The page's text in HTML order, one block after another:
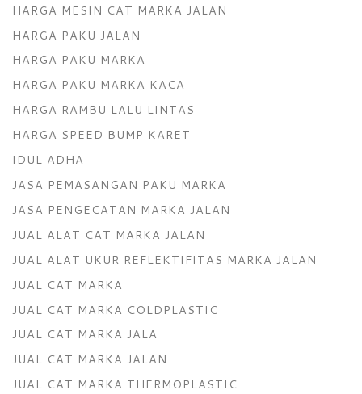
HARGA MESIN CAT MARKA JALAN
HARGA PAKU JALAN
HARGA PAKU MARKA
HARGA PAKU MARKA KACA
HARGA RAMBU LALU LINTAS
HARGA SPEED BUMP KARET
IDUL ADHA
JASA PEMASANGAN PAKU MARKA
JASA PENGECATAN MARKA JALAN
JUAL ALAT CAT MARKA JALAN
JUAL ALAT UKUR REFLEKTIFITAS MARKA JALAN
JUAL CAT MARKA
JUAL CAT MARKA COLDPLASTIC
JUAL CAT MARKA JALA
JUAL CAT MARKA JALAN
JUAL CAT MARKA THERMOPLASTIC